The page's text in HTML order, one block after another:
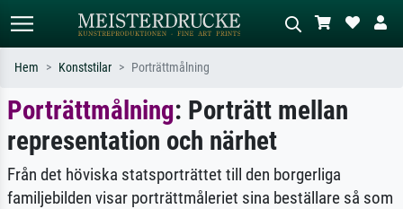
Standardsök AI-bildsökning
Sök efter konstnär, titel eller stil –
t.ex. Monet, Stjärnenatt,
impressionism, Hokusai-våg, naken.
Beskriv scenen – t.ex. grön äng,
abstrakt med mycket rött, mörk
oljemålning, stående naken bredvid ett
träd.
Hem Konststilar Porträttmålning
Porträttmålning: Porträtt mellan
representation och närhet
Från det höviska statsporträttet till den borgerliga
familjebilden visar porträttmåleriet sina beställare så som